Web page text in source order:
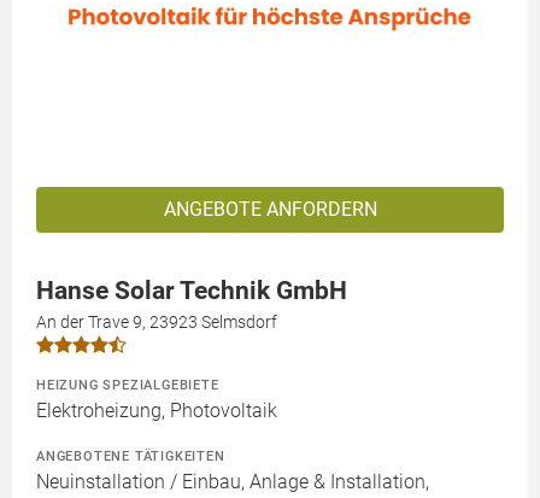
ANGEBOTE ANFORDERN
Hanse Solar Technik GmbH
An der Trave 9, 23923 Selmsdorf
HEIZUNG SPEZIALGEBIETE
Elektroheizung, Photovoltaik
ANGEBOTENE TÄTIGKEITEN
Neuinstallation / Einbau, Anlage & Installation,